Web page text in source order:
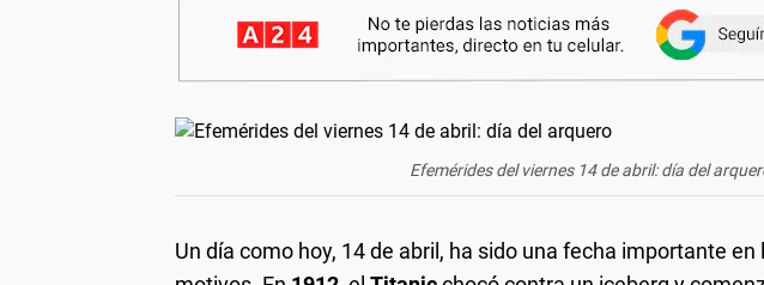
Efemérides del viernes 14 de abril: día del
Un día como hoy, 14 de abril, ha sido una fecha importante